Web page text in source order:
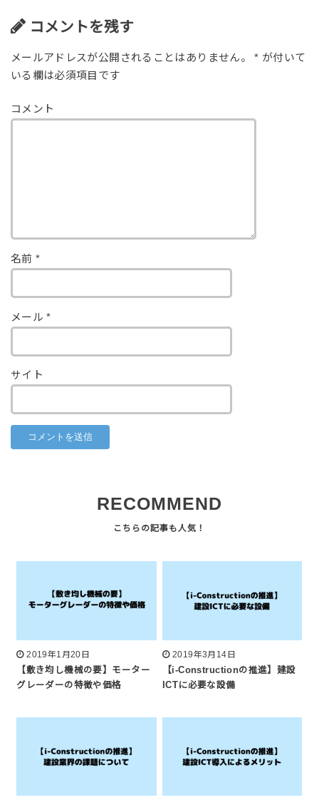
コメントを残す
メールアドレスが公開されることはありません。 * が付いて
いる欄は必須項目です
コメント
名前 *
メール*
サイト
RECOMMEND
2019年1月20日
【敷き均し機械の要】モーター
グレーダーの特徴や価格
2019年3月14日
【i-Constructionの推進】建設
ICTに必要な設備